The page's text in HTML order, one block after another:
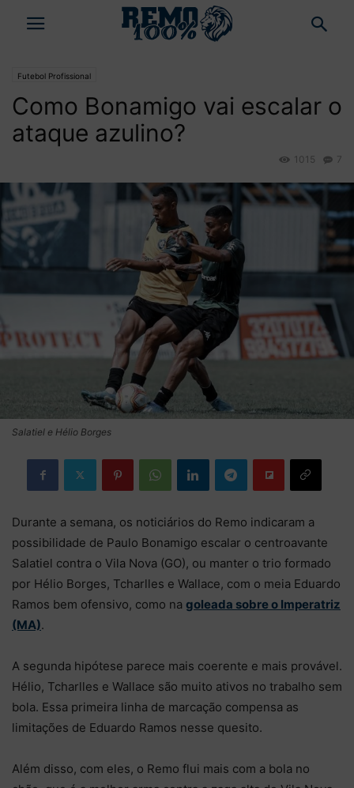
Futebol Profissional
Como Bonamigo vai escalar o
ataque azulino?
7
1015
Salatiel e Hélio Borges
Durante a semana, os noticiários do Remo indicaram a
possibilidade de Paulo Bonamigo escalar o centroavante
Salatiel contra o Vila Nova (GO), ou manter o trio formado
por Hélio Borges, Tcharlles e Wallace, com o meia Eduardo
Ramos bem ofensivo, como na goleada sobre o Imperatriz
(MA).
A segunda hipótese parece mais coerente e mais provável.
Hélio, Tcharlles e Wallace são muito ativos no trabalho sem
bola. Essa primeira linha de marcação compensa as
limitações de Eduardo Ramos nesse quesito.
Além disso, com eles, o Remo flui mais com a bola no